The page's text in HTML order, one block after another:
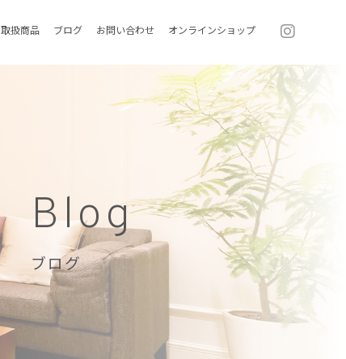
取扱商品 ブログ お問い合わせ オンラインショップ
Blog
ブログ